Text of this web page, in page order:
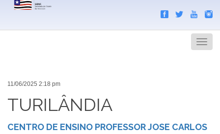
Menu
11/06/2025 2:18 pm
TURILÂNDIA
CENTRO DE ENSINO PROFESSOR JOSE CARLOS